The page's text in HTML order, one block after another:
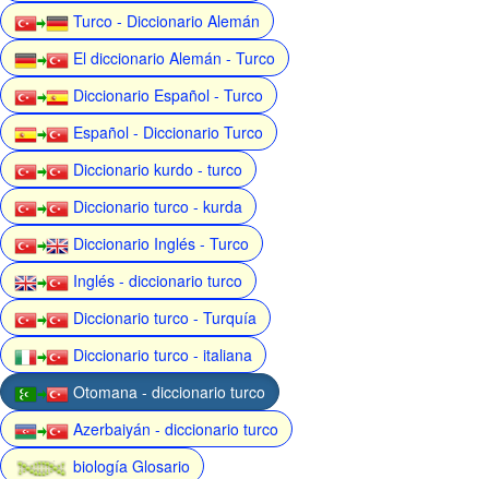
Turco - Diccionario Alemán
El diccionario Alemán - Turco
Diccionario Español - Turco
Español - Diccionario Turco
Diccionario kurdo - turco
Diccionario turco - kurda
Diccionario Inglés - Turco
Inglés - diccionario turco
Diccionario turco - Turquía
Diccionario turco - italiana
Otomana - diccionario turco
Azerbaiyán - diccionario turco
biología Glosario